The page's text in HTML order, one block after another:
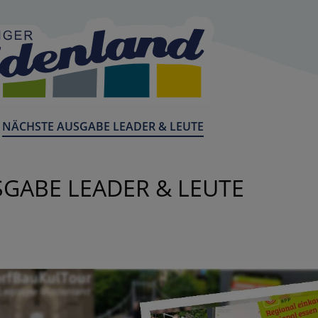
CURRENT:
NÄCHSTE AUSGABE LEADER & LEUTE
LEADER & LEUTE